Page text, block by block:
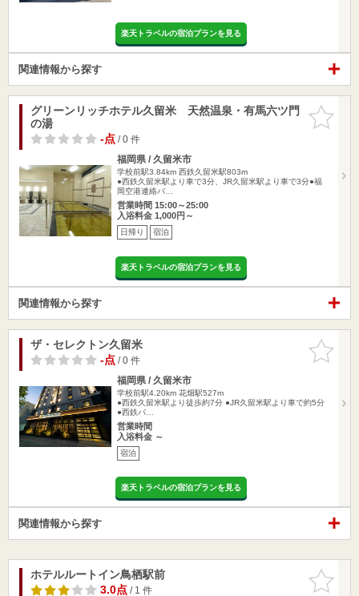
楽天トラベルの宿泊プランを見る
関連情報から探す
お気に入
りに追加
グリーンリッチホテル久留米 天然温泉・有馬六ツ門
の湯
-点/ 0 件
福岡県 / 久留米市
学校前駅3.84km 西鉄久留米駅803m
●西鉄久留米駅より車で3分、JR久留米駅より車で3分●福
岡空港連絡バ…
営業時間 15:00～25:00
入浴料金 1,000円～
日帰り 宿泊
楽天トラベルの宿泊プランを見る
関連情報から探す
お気に入
りに追加
ザ・セレクトン久留米
-点/ 0 件
福岡県 / 久留米市
学校前駅4.20km 花畑駅527m
●西鉄久留米駅より徒歩約7分 ●JR久留米駅より車で約5分
●西鉄バ…
営業時間
入浴料金 ～
宿泊
楽天トラベルの宿泊プランを見る
関連情報から探す
お気に入
りに追加
ホテルルートイン鳥栖駅前
3.0点/ 1 件